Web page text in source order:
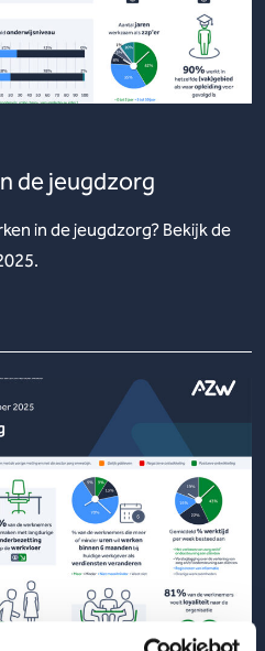
de jeugdzorg
in de jeugdzorg? Bekijk de